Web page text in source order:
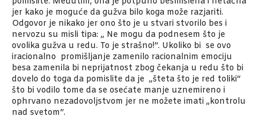
jer kako je moguće da gužva bilo koga može razjariti.
Odgovor je nikako jer ono što je u stvari stvorilo bes i
nervozu su misli tipa: „ Ne mogu da podnesem što je
ovolika gužva u redu. To je strašno!“. Ukoliko bi se ovo
iracionalno promišljanje zamenilo racionalnim emociju
besa zamenila bi neprijatnost zbog čekanja u redu što bi
dovelo do toga da pomislite da je „šteta što je red toliki“
što bi vodilo tome da se osećate manje uznemireno i
ophrvano nezadovoljstvom jer ne možete imati „kontrolu
nad svetom“.